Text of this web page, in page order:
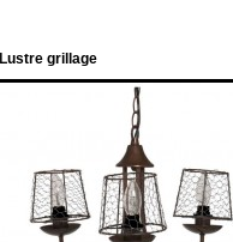
Lustre grillage